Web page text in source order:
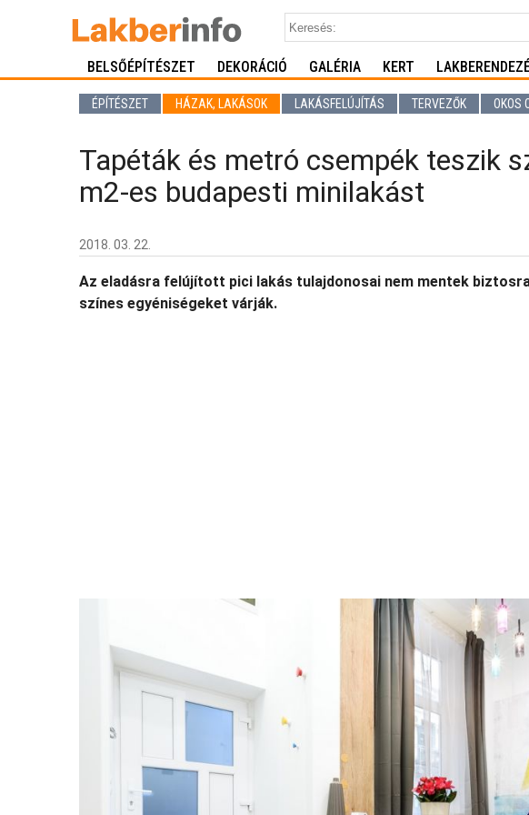
BELSŐÉPÍTÉSZET DEKORÁCIÓ GALÉRIA KERT
ÉPÍTÉSZET HÁZAK, LAKÁSOK LAKÁSFELÚJÍTÁS TERVEZŐK OKOS
Tapéták és metró csempék teszik
m2-es budapesti minilakást
2018. 03. 22.
Az eladásra felújított pici lakás tulajdonosai nem mentek
színes egyéniségeket várják.